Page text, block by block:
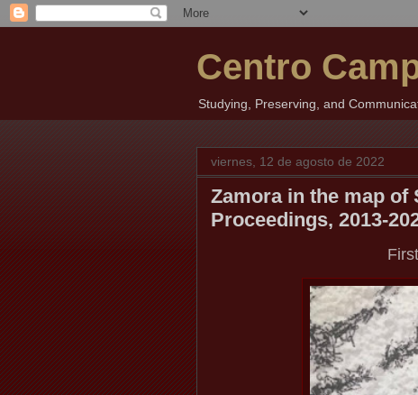
Centro
Studying, Preserving, and
viernes, 12 de agosto de 2022
Zamora in the map of
Proceedings, 2013-